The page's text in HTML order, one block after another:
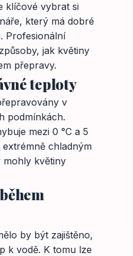
klíčové vybrat si
který má dobré
Profesionální
jak květiny
přepravy.
teploty
v
podmínkách.
mezi 0 °C a 5
extrémně chladným
mohly květiny
by být zajištěno,
k vodě. K tomu lze